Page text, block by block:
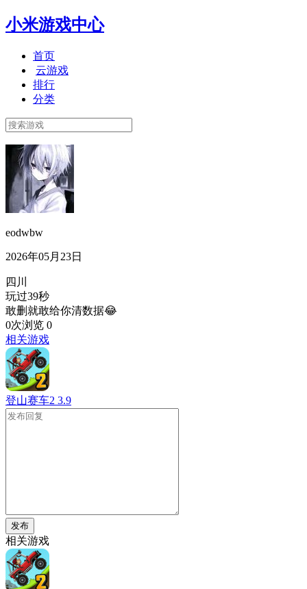
小米游戏中心
首页
云游戏
排行
分类
eodwbw
2026年05月23日
四川
玩过39秒
敢删就敢给你清数据😂
0次浏览 0
相关游戏
登山赛车2 3.9
发布
相关游戏